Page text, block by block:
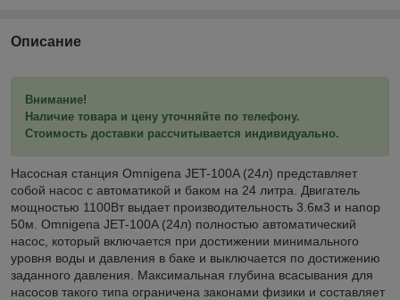
Описание
Внимание!
Наличие товара и цену уточняйте по телефону.
Стоимость доставки рассчитывается индивидуально.
Насосная станция Omnigena JET-100A (24л) представляет
собой насос с автоматикой и баком на 24 литра. Двигатель
мощностью 1100Вт выдает производительность 3.6м3 и напор
50м. Omnigena JET-100A (24л) полностью автоматический
насос, который включается при достижении минимального
уровня воды и давления в баке и выключается по достижению
заданного давления. Максимальная глубина всасывания для
насосов такого типа ограничена законами физики и составляет